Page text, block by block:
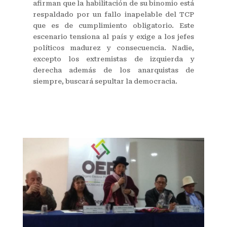
afirman que la habilitación de su binomio está
respaldado por un fallo inapelable del TCP
que es de cumplimiento obligatorio. Este
escenario tensiona al país y exige a los jefes
políticos madurez y consecuencia. Nadie,
excepto los extremistas de izquierda y
derecha además de los anarquistas de
siempre, buscará sepultar la democracia.